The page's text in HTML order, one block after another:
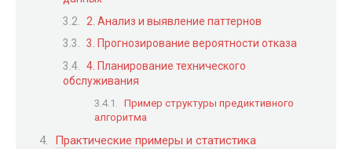
2. Анализ и выявление паттернов
3. Прогнозирование вероятности отказа
4. Планирование технического
обслуживания
Пример структуры предиктивного
алгоритма
Практические примеры и статистика